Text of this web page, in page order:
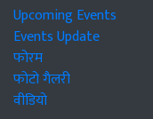
Upcoming Events
Events Update
फोरम
फोटो गैलरी
वीडियो